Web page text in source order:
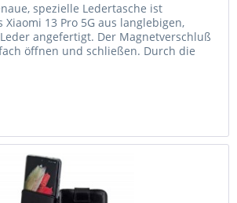
spezielle Ledertasche ist
13 Pro 5G aus langlebigen,
angefertigt. Der Magnetverschluß
öffnen und schließen. Durch die